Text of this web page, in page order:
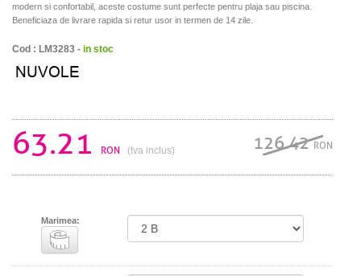
modern si confortabil, aceste costume sunt perfecte pentru plaja sau piscina.
Beneficiaza de livrare rapida si retur usor in termen de 14 zile.
Cod : LM3283 - in stoc
63.21 RON (tva inclus) 126.42RON
Marimea: